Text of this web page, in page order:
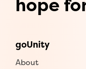
hope
goUnity
About